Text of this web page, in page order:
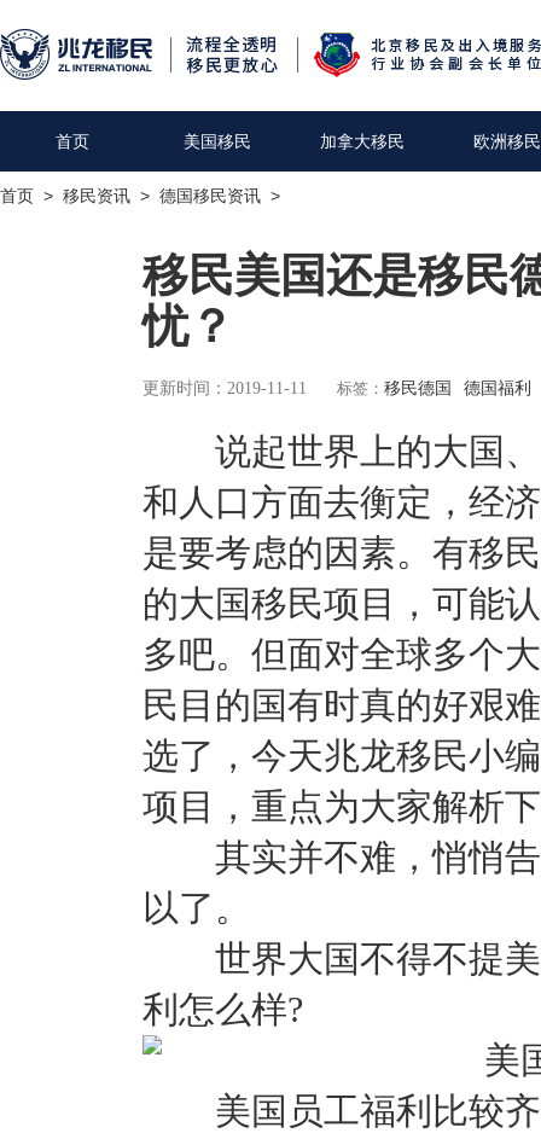
首页 美国移民 加拿大移民 欧洲移民
首页 > 移民资讯 > 德国移民资讯 >
移民美国还是移民
忧？
更新时间：2019-11-11 标签： 移民德国 德国福利
说起世界上的大国、
和人口方面去衡定，经
是要考虑的因素。有移
的大国移民项目，可能
多吧。但面对全球多个
民目的国有时真的好艰
选了，今天兆龙移民小
项目，重点为大家解析
其实并不难，悄悄告
以了。
世界大国不得不提美
利怎么样?
美国员工福利比较齐